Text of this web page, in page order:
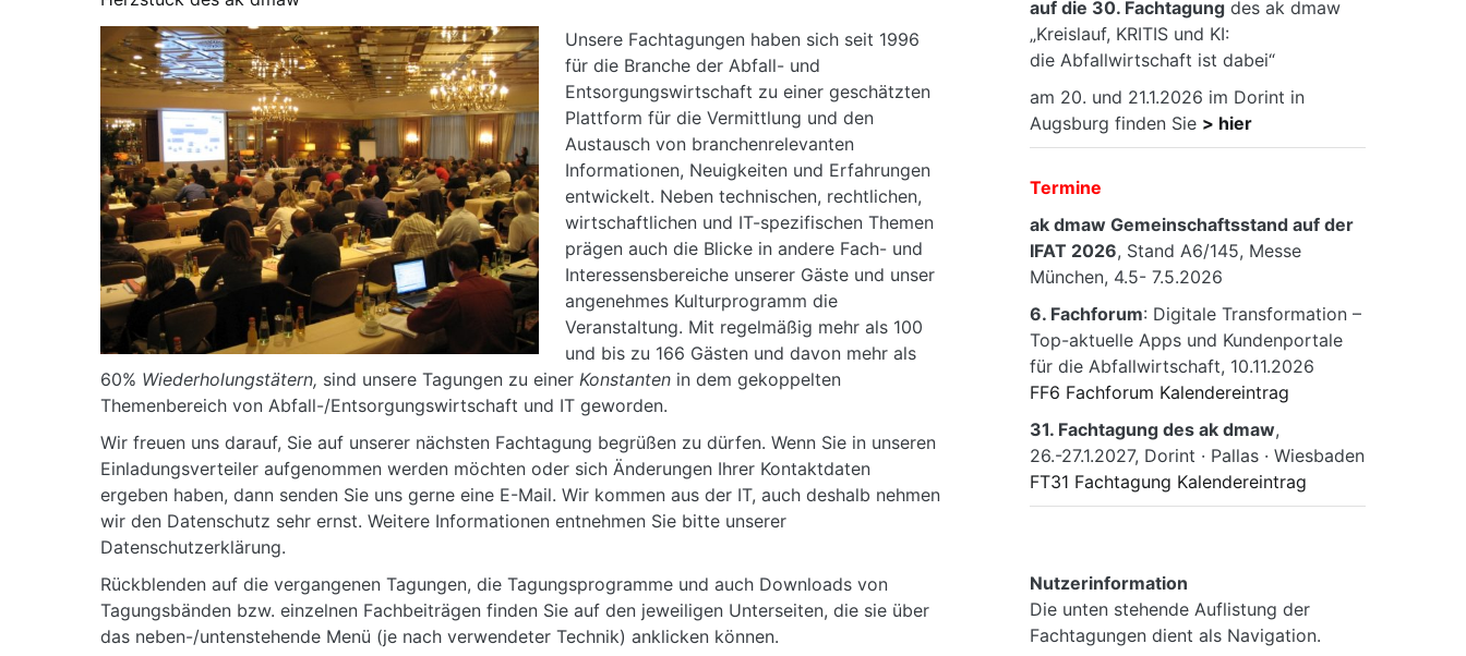
Unsere Fachtagungen haben sich seit 1996
für die Branche der Abfall- und
Entsorgungswirtschaft zu einer geschätzten
Plattform für die Vermittlung und den
Austausch von branchenrelevanten
Informationen, Neuigkeiten und Erfahrungen
entwickelt. Neben technischen, rechtlichen,
wirtschaftlichen und IT-spezifischen Themen
prägen auch die Blicke in andere Fach- und
Interessensbereiche unserer Gäste und unser
angenehmes Kulturprogramm die
Veranstaltung. Mit regelmäßig mehr als 100
und bis zu 166 Gästen und davon mehr als
60% Wiederholungstätern, sind unsere Tagungen zu einer Konstanten in dem gekoppelten
Themenbereich von Abfall-/Entsorgungswirtschaft und IT geworden.
Wir freuen uns darauf, Sie auf unserer nächsten Fachtagung begrüßen zu dürfen. Wenn Sie in unseren
Einladungsverteiler aufgenommen werden möchten oder sich Änderungen Ihrer Kontaktdaten
ergeben haben, dann senden Sie uns gerne eine E-Mail. Wir kommen aus der IT, auch deshalb nehmen
wir den Datenschutz sehr ernst. Weitere Informationen entnehmen Sie bitte unserer
Datenschutzerklärung.
Rückblenden auf die vergangenen Tagungen, die Tagungsprogramme und auch Downloads von
Tagungsbänden bzw. einzelnen Fachbeiträgen finden Sie auf den jeweiligen Unterseiten, die sie über
das neben-/untenstehende Menü (je nach verwendeter Technik) anklicken können.
auf die 30. Fachtagung des ak dmaw
„Kreislauf, KRITIS und KI:
die Abfallwirtschaft ist dabei“
am 20. und 21.1.2026 im Dorint in
Augsburg finden Sie > hier
Termine
ak dmaw Gemeinschaftsstand auf der
IFAT 2026, Stand A6/145, Messe
München, 4.5- 7.5.2026
6. Fachforum: Digitale Transformation –
Top-aktuelle Apps und Kundenportale
für die Abfallwirtschaft, 10.11.2026
FF6 Fachforum Kalendereintrag
31. Fachtagung des ak dmaw,
26.-27.1.2027, Dorint · Pallas · Wiesbaden
FT31 Fachtagung Kalendereintrag
Nutzerinformation
Die unten stehende Auflistung der
Fachtagungen dient als Navigation.